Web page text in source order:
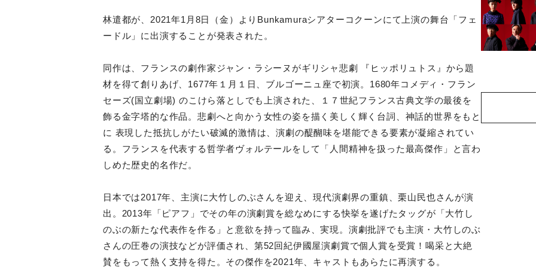
林遣都が、2021年1月8日（金）よりBunkamuraシアターコクーンにて上演の舞台「フェ
ードル」に出演することが発表された。
同作は、フランスの劇作家ジャン・ラシーヌがギリシャ悲劇 『ヒッポリュトス』から題
材を得て創りあげ、1677年１月１日、ブルゴーニュ座で初演。1680年コメディ・フラン
セーズ(国立劇場) のこけら落としでも上演された、１７世紀フランス古典文学の最後を
飾る金字塔的な作品。悲劇へと向かう女性の姿を描く美しく輝く台詞、神話的世界をもと
に 表現した抵抗しがたい破滅的激情は、演劇の醍醐味を堪能できる要素が凝縮されてい
る。フランスを代表する哲学者ヴォルテールをして「人間精神を扱った最高傑作」と言わ
しめた歴史的名作だ。
日本では2017年、主演に大竹しのぶさんを迎え、現代演劇界の重鎮、栗山民也さんが演
出。2013年「ピアフ」でその年の演劇賞を総なめにする快挙を遂げたタッグが「大竹し
のぶの新たな代表作を作る」と意欲を持って臨み、実現。演劇批評でも主演・大竹しのぶ
さんの圧巻の演技などが評価され、第52回紀伊國屋演劇賞で個人賞を受賞！喝采と大絶
賛をもって熱く支持を得た。その傑作を2021年、キャストもあらたに再演する。